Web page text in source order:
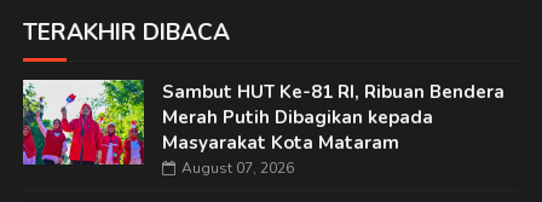
TERAKHIR DIBACA
Sambut HUT Ke-81 RI, Ribuan Bendera
Merah Putih Dibagikan kepada
Masyarakat Kota Mataram
August 07, 2026